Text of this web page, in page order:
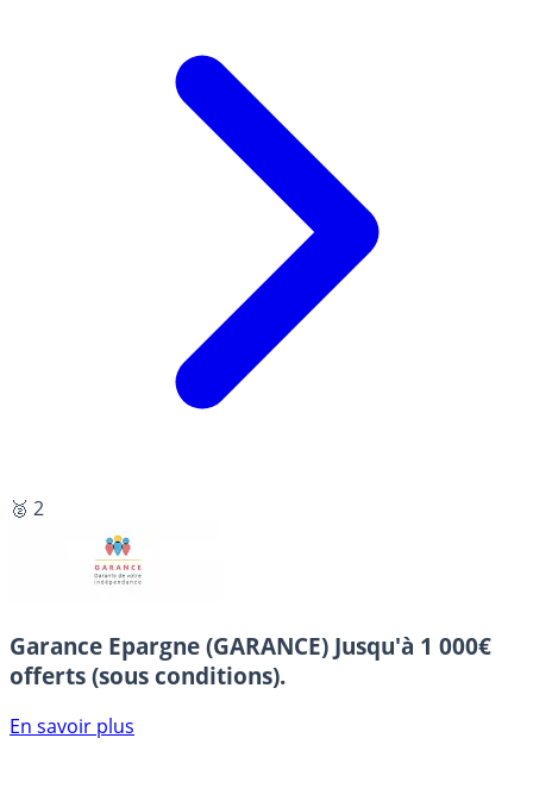
🥈 2
Garance Epargne (GARANCE) Jusqu'à 1 000€
offerts (sous conditions).
En savoir plus